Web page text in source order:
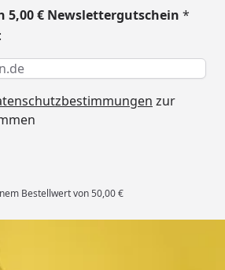
5,00 € Newslettergutschein *
zur
Bestellwert von 50,00 €